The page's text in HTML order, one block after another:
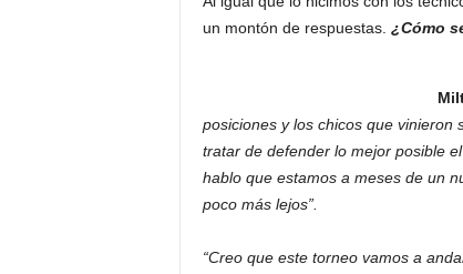
un montón de respuestas. ¿Cómo
posiciones y los chicos que vinieron
tratar de defender lo mejor posible
hablo que estamos a meses de un
poco más lejos”.
“Creo que este torneo vamos a